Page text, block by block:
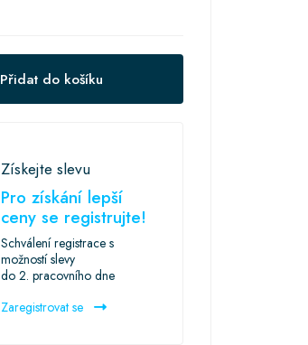
Přidat do košíku
Získejte slevu
Pro získání lepší
ceny se registrujte!
Schválení registrace s
možností slevy
do 2. pracovního dne
Zaregistrovat se